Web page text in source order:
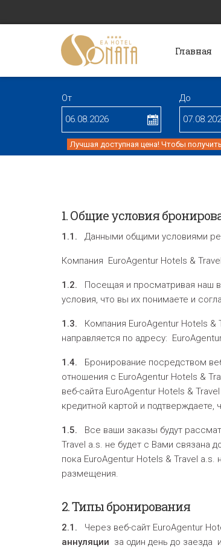
Главная
От До
Лучшая доступная цена! Чтобы
1. Общие условия
1.1. Данными общими условиями
Компания EuroAgentur Hotels &
1.2. Посещая и просматривая наш
условия, что вы их понимаете и
1.3. Компания EuroAgentur Hotels &
направляется по адресу:
1.4. Бронирование посредством
отношения с EuroAgentur Hotels &
веб-сайта EuroAgentur Hotels &
кредитной картой и
1.5. Все ваши заказы будут
Travel a.s. не будет с Вами связана
пока EuroAgentur Hotels & Travel
размещения.
2.Типы бронирования
2.1. Через веб-сайт EuroAgentur
аннуляции за один день до заезда и